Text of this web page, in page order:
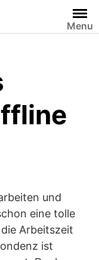
Menu
und
eine tolle
Arbeitszeit
ist